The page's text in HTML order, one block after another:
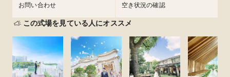
お問い合わせ 空き状況の確認
この式場を見ている人にオススメ